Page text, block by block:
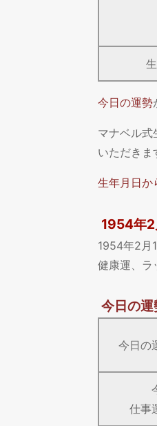
今日の運勢
マナベル
いただきま
生年月日か
1954年2
1954年2月
健康運、ラ
今日の
今日の
仕事